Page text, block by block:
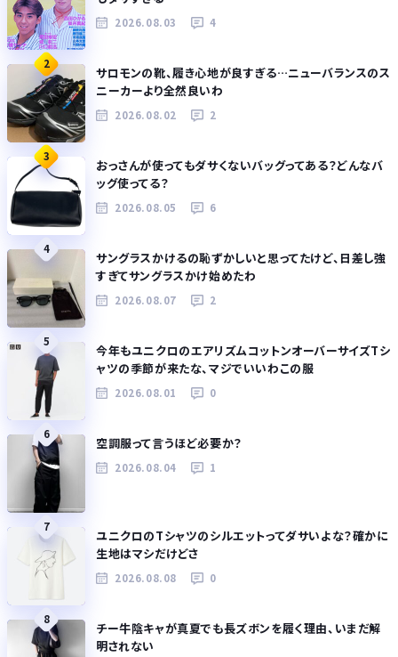
2026.08.03 4
2
サロモンの靴、履き心地が良すぎる…ニューバランスのス
ニーカーより全然良いわ
2026.08.02 2
3
おっさんが使ってもダサくないバッグってある？どんなバ
ッグ使ってる？
2026.08.05 6
4
サングラスかけるの恥ずかしいと思ってたけど、日差し強
すぎてサングラスかけ始めたわ
2026.08.07 2
5
今年もユニクロのエアリズムコットンオーバーサイズTシ
ャツの季節が来たな、マジでいいわこの服
2026.08.01 0
6
空調服って言うほど必要か？
2026.08.04 1
7
ユニクロのTシャツのシルエットってダサいよな？確かに
生地はマシだけどさ
2026.08.08 0
8
チー牛陰キャが真夏でも長ズボンを履く理由、いまだ解
明されない